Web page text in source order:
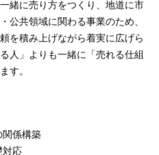
緒に売り方をつくり、地道に市
公共領域に関わる事業のため、
を積み上げながら着実に広げら
人」よりも一緒に「売れる仕組
す。
関係構築
対応